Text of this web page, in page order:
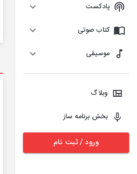
پادکست
کتاب صوتی
موسیقی
وبلاگ
بخش برنامه ساز
ورود / ثبت نام